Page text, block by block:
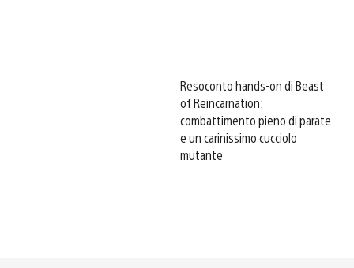
Resoconto hands-on di Beast
of Reincarnation:
combattimento pieno di parate
e un carinissimo cucciolo
mutante